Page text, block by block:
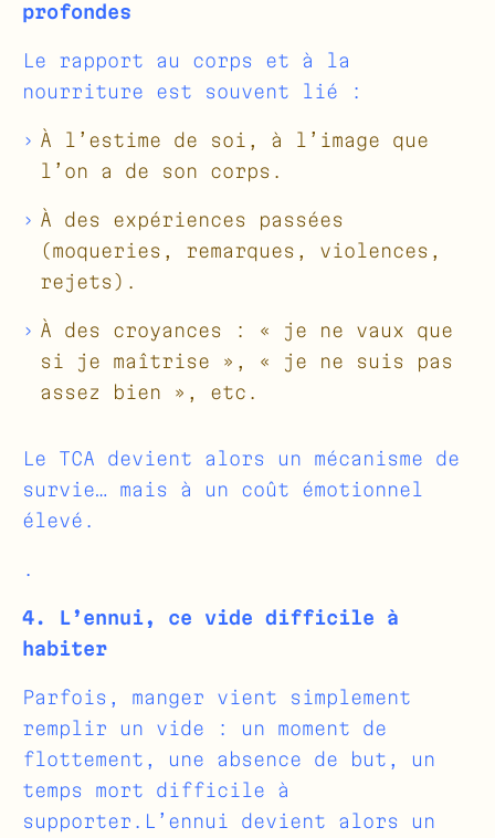
profondes
Le rapport au corps et à la
nourriture est souvent lié :
À l’estime de soi, à l’image que
l’on a de son corps.
À des expériences passées
(moqueries, remarques, violences,
rejets).
À des croyances : « je ne vaux que
si je maîtrise », « je ne suis pas
assez bien », etc.
Le TCA devient alors un mécanisme de
survie… mais à un coût émotionnel
élevé.
.
4. L’ennui, ce vide difficile à
habiter
Parfois, manger vient simplement
remplir un vide : un moment de
flottement, une absence de but, un
temps mort difficile à
supporter.L’ennui devient alors un